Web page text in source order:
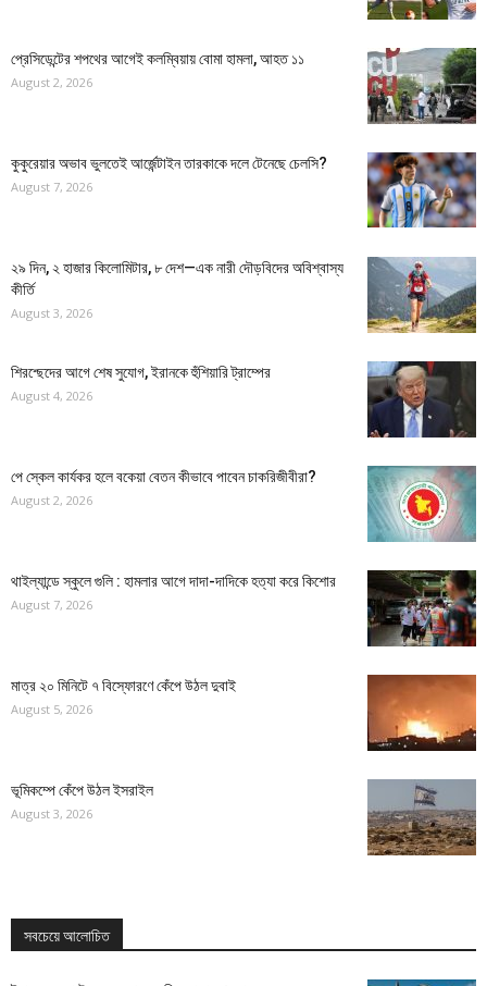
প্রেসিডেন্টের শপথের আগেই কলম্বিয়ায় বোমা হামলা, আহত ১১
August 2, 2026
কুকুরেয়ার অভাব ভুলতেই আর্জেন্টাইন তারকাকে দলে টেনেছে চেলসি?
August 7, 2026
২৯ দিন, ২ হাজার কিলোমিটার, ৮ দেশ—এক নারী দৌড়বিদের অবিশ্বাস্য
কীর্তি
August 3, 2026
শিরশ্ছেদের আগে শেষ সুযোগ, ইরানকে হুঁশিয়ারি ট্রাম্পের
August 4, 2026
পে স্কেল কার্যকর হলে বকেয়া বেতন কীভাবে পাবেন চাকরিজীবীরা?
August 2, 2026
থাইল্যান্ডে স্কুলে গুলি : হামলার আগে দাদা-দাদিকে হত্যা করে কিশোর
August 7, 2026
মাত্র ২০ মিনিটে ৭ বিস্ফোরণে কেঁপে উঠল দুবাই
August 5, 2026
ভূমিকম্পে কেঁপে উঠল ইসরাইল
August 3, 2026
সবচেয়ে আলোচিত